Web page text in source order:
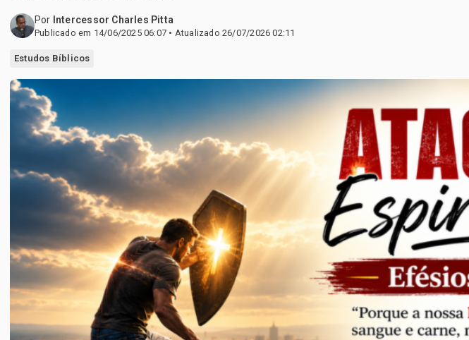
Por Intercessor Charles Pitta
Publicado em 14/06/2025 06:07 • Atualizado 26/07/2026 02:11
Estudos Bíblicos